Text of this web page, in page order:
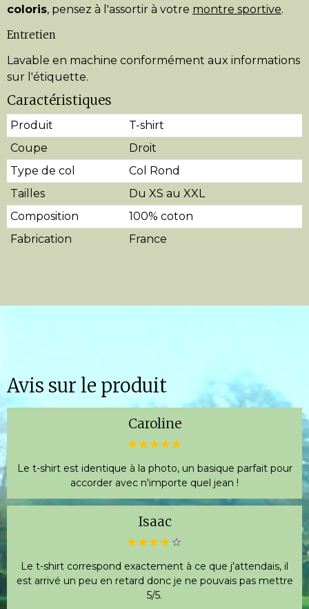
coloris, pensez à l'assortir à votre montre sportive.
Entretien
Lavable en machine conformément aux informations
sur l'étiquette.
Caractéristiques
Produit
T-shirt
Coupe
Droit
Type de col
Col Rond
Tailles
Du XS au XXL
Composition
100% coton
Fabrication
France
Avis sur le produit
Caroline
Le t-shirt est identique à la photo, un basique parfait pour
accorder avec n'importe quel jean !
Isaac
Le t-shirt correspond exactement à ce que j'attendais, il
est arrivé un peu en retard donc je ne pouvais pas mettre
5/5.